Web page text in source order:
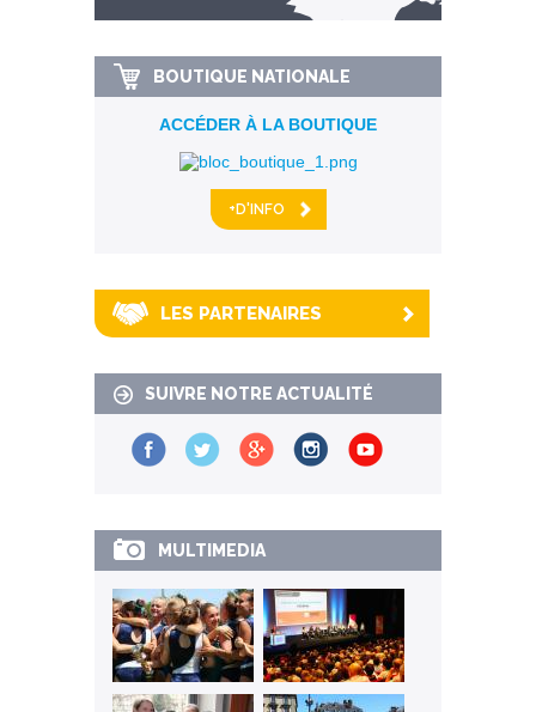
km alentour
BOUTIQUE NATIONALE
ACCÉDER À LA BOUTIQUE
+D'INFO
LES PARTENAIRES
SUIVRE NOTRE ACTUALITÉ
MULTIMEDIA